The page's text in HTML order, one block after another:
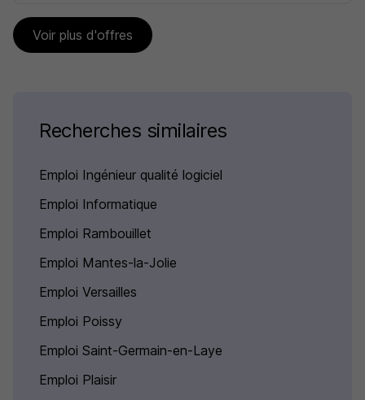
Voir plus d'offres
Recherches similaires
Emploi Ingénieur qualité logiciel
Emploi Informatique
Emploi Rambouillet
Emploi Mantes-la-Jolie
Emploi Versailles
Emploi Poissy
Emploi Saint-Germain-en-Laye
Emploi Plaisir